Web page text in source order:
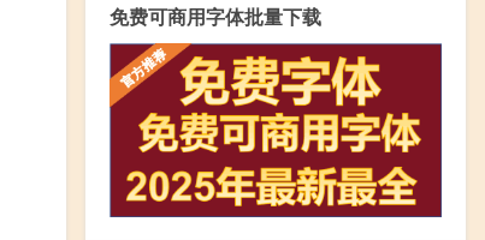
免费可商用字体批量下载